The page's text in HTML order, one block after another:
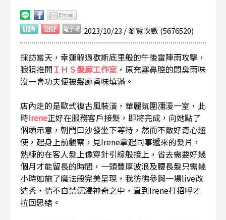
2023/10/23 / 瀏覽次數 (5676520)
採訪當天，幸運躲過歇斯底里般的午後雷陣雨攻擊，
狼狽推開 ＩＨＳ髮廊工作室 ，原充塞鼻腔的悶臭雨味
沒一會功夫便被髮廊香味填滿。
店內走的是歐式復古風裝潢，華麗氛圍瀰漫一室，此
時Irene正好在服務客戶接髮，即將完成，向她點了
個頭示意，朝門口沙發坐下等待，然而不敵好奇心趨
使，起身上前觀察，見Irene拿起同事遞來的髮片，
熟練的在客人髮上像穿針引線般接上，省去需要好幾
個月才能留長的時間，一頭豐厚波浪及腰長髮只需幾
小時如施了魔法般完美呈現，我彷彿參與一場live改
造秀，情不自禁沉浸神奇之中，直到Irene打招呼才
拉回思緒。